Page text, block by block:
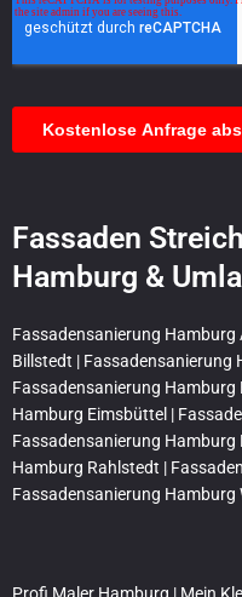
Fassaden
Hamburg &
Fassadensanierung Hamburg
Billstedt | Fassadensanierung
Fassadensanierung Hamburg
Hamburg Eimsbüttel |
Fassadensanierung Hamburg
Hamburg Rahlstedt |
Fassadensanierung Hamburg